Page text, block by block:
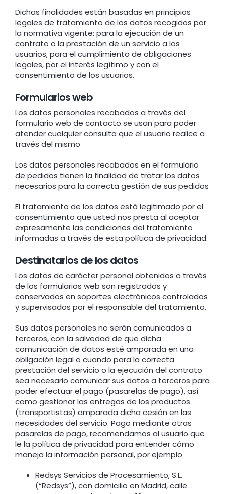
Dichas finalidades están basadas en principios
legales de tratamiento de los datos recogidos por
la normativa vigente: para la ejecución de un
contrato o la prestación de un servicio a los
usuarios, para el cumplimiento de obligaciones
legales, por el interés legítimo y con el
consentimiento de los usuarios.
Formularios web
Los datos personales recabados a través del
formulario web de contacto se usan para poder
atender cualquier consulta que el usuario realice a
través del mismo
Los datos personales recabados en el formulario
de pedidos tienen la finalidad de tratar los datos
necesarios para la correcta gestión de sus pedidos
El tratamiento de los datos está legitimado por el
consentimiento que usted nos presta al aceptar
expresamente las condiciones del tratamiento
informadas a través de esta política de privacidad.
Destinatarios de los datos
Los datos de carácter personal obtenidos a través
de los formularios web son registrados y
conservados en soportes electrónicos controlados
y supervisados por el responsable del tratamiento.
Sus datos personales no serán comunicados a
terceros, con la salvedad de que dicha
comunicación de datos esté amparada en una
obligación legal o cuando para la correcta
prestación del servicio o la ejecución del contrato
sea necesario comunicar sus datos a terceros para
poder efectuar el pago (pasarelas de pago), así
como gestionar las entregas de los productos
(transportistas) amparada dicha cesión en las
necesidades del servicio. Pago mediante otras
pasarelas de pago, recomendamos al usuario que
le la política de privacidad para entender cómo
maneja la información personal, por ejemplo
Redsys Servicios de Procesamiento, S.L.
(“Redsys”), con domicilio en Madrid, calle